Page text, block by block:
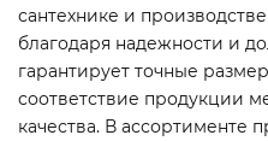
сантехнике и
благодаря надежности и
гарантирует точные
соответствие продукции
качества. В ассортименте